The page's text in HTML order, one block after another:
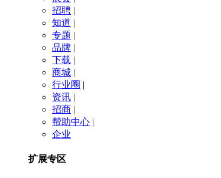
招聘 |
知道 |
专题 |
品牌 |
下载 |
商城 |
行业圈 |
资讯 |
招商 |
帮助中心 |
企业
扩展专区